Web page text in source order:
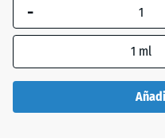
La dimensión
seleccionada,
en azul, se
-
1 ml